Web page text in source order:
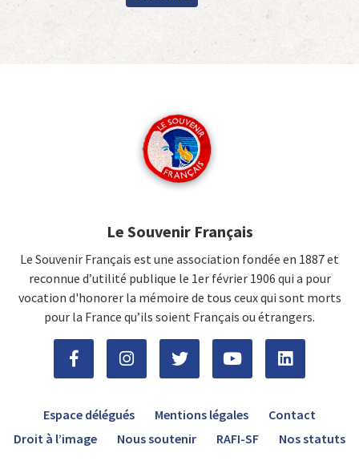
Le Souvenir Français
Le Souvenir Français est une association fondée en 1887 et
reconnue d’utilité publique le 1er février 1906 qui a pour
vocation d'honorer la mémoire de tous ceux qui sont morts
pour la France qu’ils soient Français ou étrangers.
Espace délégués Mentions légales
Contact
Droit à l’image
Nous soutenir RAFI-SF Nos statuts